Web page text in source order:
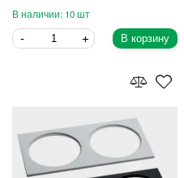
10
В корзину